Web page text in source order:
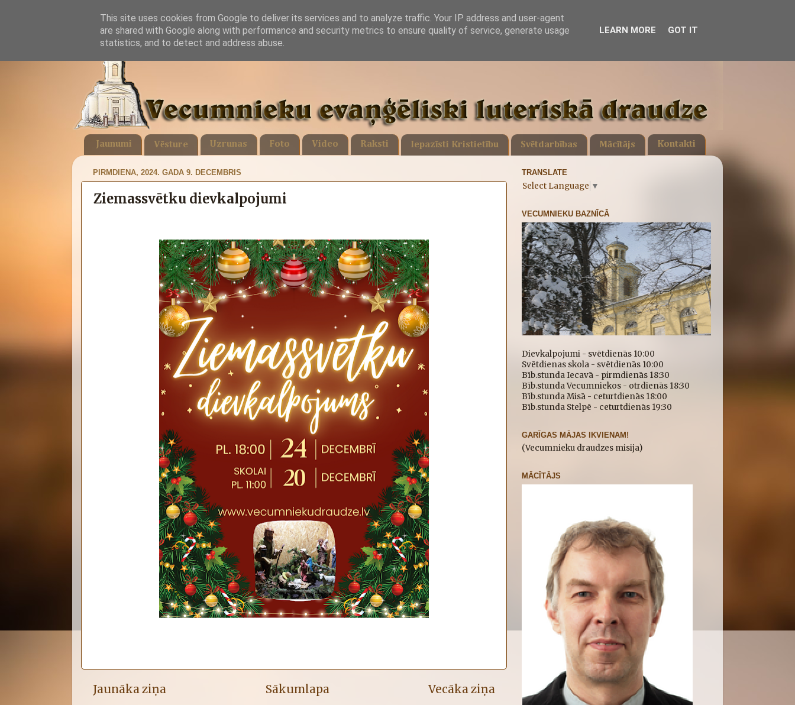
Jaunumi Vēsture Uzrunas Foto Video Raksti Iepazīsti Kristietību Svētdarbības Mācītājs Kontakti
PIRMDIENA, 2024. GADA 9. DECEMBRIS
Ziemassvētku dievkalpojumi
Jaunāka ziņa Vecāka ziņa
Sākumlapa
TRANSLATE
Select Language ▼
VECUMNIEKU BAZNĪCĀ
Dievkalpojumi - svētdienās 10:00
Svētdienas skola - svētdienās 10:00
Bīb.stunda Iecavā - pirmdienās 18:30
Bīb.stunda Vecumniekos - otrdienās 18:30
Bīb.stunda Misā - ceturtdienās 18:00
Bīb.stunda Stelpē - ceturtdienās 19:30
GARĪGAS MĀJAS IKVIENAM!
(Vecumnieku draudzes misija)
MĀCĪTĀJS
This site uses cookies from Google to deliver its services and to analyze traffic. Your IP address and user-agent
are shared with Google along with performance and security metrics to ensure quality of service, generate usage
statistics, and to detect and address abuse.
LEARN MORE GOT IT